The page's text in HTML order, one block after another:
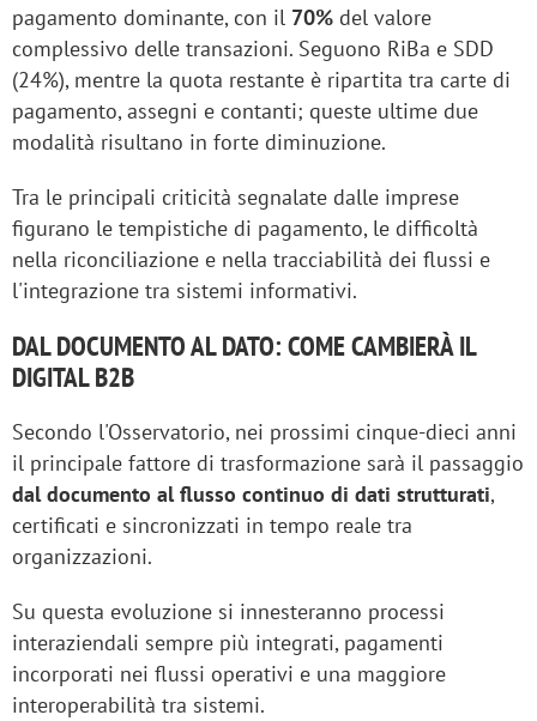
pagamento dominante, con il 70% del valore
complessivo delle transazioni. Seguono RiBa e SDD
(24%), mentre la quota restante è ripartita tra carte di
pagamento, assegni e contanti; queste ultime due
modalità risultano in forte diminuzione.
Tra le principali criticità segnalate dalle imprese
figurano le tempistiche di pagamento, le difficoltà
nella riconciliazione e nella tracciabilità dei flussi e
l'integrazione tra sistemi informativi.
DAL DOCUMENTO AL DATO: COME CAMBIERÀ IL
DIGITAL B2B
Secondo l'Osservatorio, nei prossimi cinque-dieci anni
il principale fattore di trasformazione sarà il passaggio
dal documento al flusso continuo di dati strutturati,
certificati e sincronizzati in tempo reale tra
organizzazioni.
Su questa evoluzione si innesteranno processi
interaziendali sempre più integrati, pagamenti
incorporati nei flussi operativi e una maggiore
interoperabilità tra sistemi.